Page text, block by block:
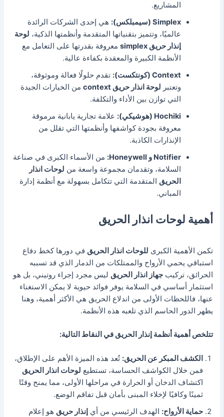
المشاريع.
Simplex (سيمبلكس):
هي إحدى الشركات الرائدة
عالميًا، وتتميز بتقنياتها المتقدمة وأنظمتها الذكية، لوحة
إنذار حريق simplex
معروفة بقدرتها على التعامل مع
الأنظمة الكبيرة والمعقدة بكفاءة عالية.
Context (كونتكست):
تقدم حلولًا فعالة وموثوقة،
وتعتبر لوحة انذار حريق context
من الخيارات الجيدة
التي توازن بين الأداء والتكلفة.
Hochiki (هوشيكي):
علامة تجارية يابانية مرموقة
معروفة بجودة كواشفها وأنظمتها التي تقلل من
الإنذارات الكاذبة.
Notifier و Honeywell:
من الأسماء الكبرى في صناعة
السلامة، وتقدمان مجموعة واسعة من لوحات انذار
الحريق المتقدمة التي تتكامل بسهولة مع أنظمة إدارة
المباني.
أهمية لوحات انذار الحريق
تكمن الأهمية الكبرى للوحات انذار الحريق في دورها كخط دفاع
استباقي يحمي الأرواح والممتلكات من الدمار الذي قد تسببه
الحرائق، تركيبجهاز انذار الحريق ليس مجرد إجراء روتيني، بل هو
استثمار أساسي في السلامة يوفر فوائد حيوية لا يمكن الاستغناء
عنها، فاللحظات الأولى من اندلاع الحريق هي الأكثر أهمية، وهنا
يظهر الدور الحاسم الذي تلعبه هذه الأنظمة.
تتلخص أهمية أنظمة إنذار الحريق في النقاط التالية:
الكشف المبكر عن الحريق: تُعد هذه الميزة الأهم على الإطلاق،
فمن خلال الكواشف الحساسة، تستطيع لوحات انذار الحريق
اكتشاف الدخان أو الحرارة في مراحلها الأولى، مما يمنح وقتًا
ثمينًا وكافيًا لإخلاء المبنى بأمان قبل تفاقم الوضع.
حماية الأرواح: الهدف الرئيسي من أي إنذار حريق هو إعلام